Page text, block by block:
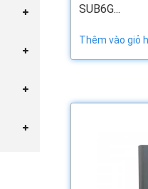
SUB6G...
Thêm vào giỏ